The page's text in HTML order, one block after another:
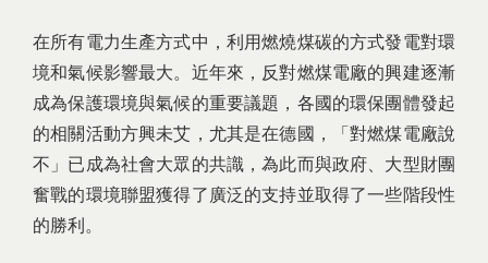
在所有電力生產方式中，利用燃燒煤碳的方式發電對環
境和氣候影響最大。近年來，反對燃煤電廠的興建逐漸
成為保護環境與氣候的重要議題，各國的環保團體發起
的相關活動方興未艾，尤其是在德國，「對燃煤電廠說
不」已成為社會大眾的共識，為此而與政府、大型財團
奮戰的環境聯盟獲得了廣泛的支持並取得了一些階段性
的勝利。